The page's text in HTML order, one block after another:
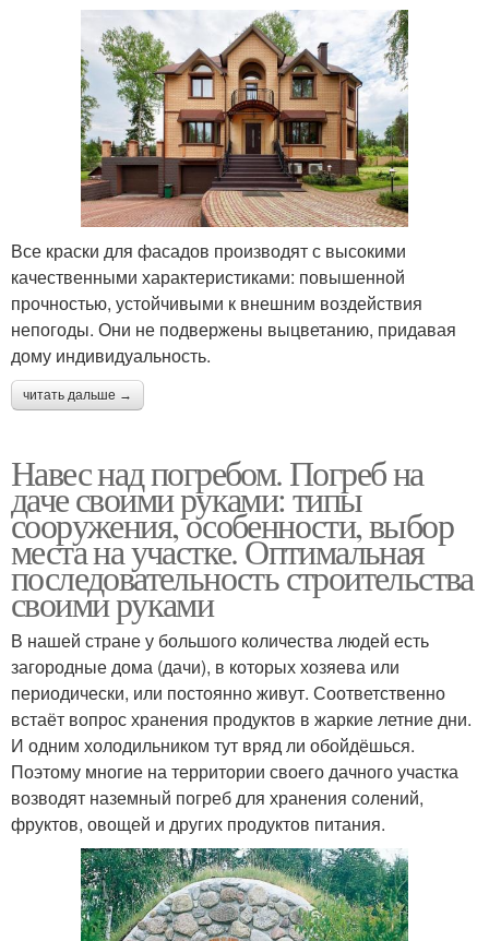
Все краски для фасадов производят с высокими
качественными характеристиками: повышенной
прочностью, устойчивыми к внешним воздействия
непогоды. Они не подвержены выцветанию, придавая
дому индивидуальность.
читать дальше →
Навес над погребом. Погреб на
даче своими руками: типы
сооружения, особенности, выбор
места на участке. Оптимальная
последовательность строительства
своими руками
В нашей стране у большого количества людей есть
загородные дома (дачи), в которых хозяева или
периодически, или постоянно живут. Соответственно
встаёт вопрос хранения продуктов в жаркие летние дни.
И одним холодильником тут вряд ли обойдёшься.
Поэтому многие на территории своего дачного участка
возводят наземный погреб для хранения солений,
фруктов, овощей и других продуктов питания.